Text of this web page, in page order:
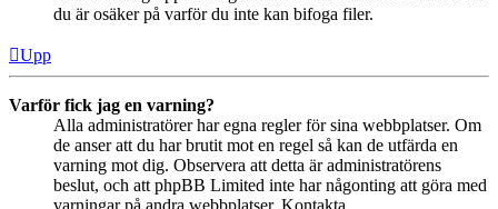
du är osäker på varför du inte kan bifoga filer.
Upp
Varför fick jag en varning?
Alla administratörer har egna regler för sina webbplatser. Om
de anser att du har brutit mot en regel så kan de utfärda en
varning mot dig. Observera att detta är administratörens
beslut, och att phpBB Limited inte har någonting att göra med
varningar på andra webbplatser. Kontakta